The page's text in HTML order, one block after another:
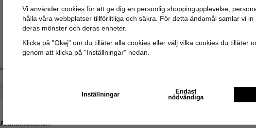
Längd: ca
(Skruvar
Artikelnummer:
Vi använder cookies för att ge dig en personlig shoppingupplevelse,
hålla våra webbplatser tillförlitliga och säkra. För detta ändamål samlar vi in
deras mönster och deras enheter.
Klicka på "Okej" om du tillåter alla cookies eller välj vilka cookies du tillåter
genom att klicka på "Inställningar" nedan.
Inställningar
Endast
nödvändiga